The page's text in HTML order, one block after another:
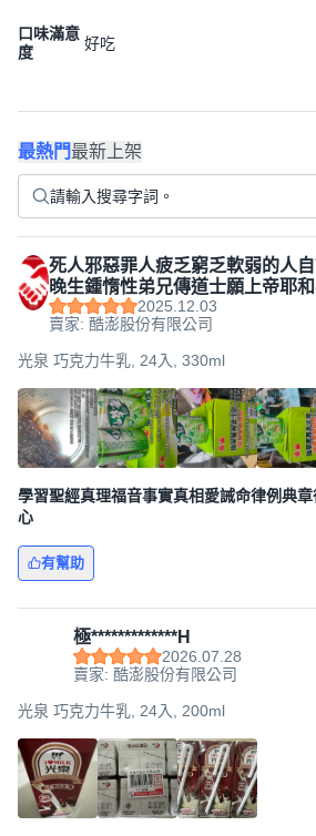
口味滿意
度
好吃
最熱門最新上架
死人邪惡罪人疲乏窮乏軟弱的人
晚生鍾惰性弟兄傳道士願上帝耶
2025.12.03
賣家: 酷澎股份有限公司
光泉 巧克力牛乳, 24入, 330ml
學習聖經真理福音事實真相愛誡命律例典
心
有幫助
極*************H
2026.07.28
賣家: 酷澎股份有限公司
光泉 巧克力牛乳, 24入, 200ml